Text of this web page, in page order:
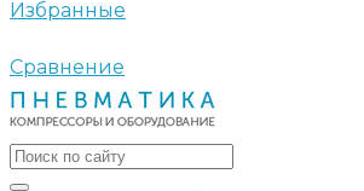
Избранные
Сравнение